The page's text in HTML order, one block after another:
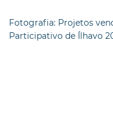
Fotografia: Projetos
Participativo de Ílhavo